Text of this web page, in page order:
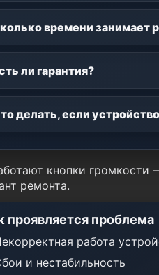
времени занимает
ли гарантия?
делать, если
кнопки громкости
ремонта.
проявляется проблема
работа
и нестабильность